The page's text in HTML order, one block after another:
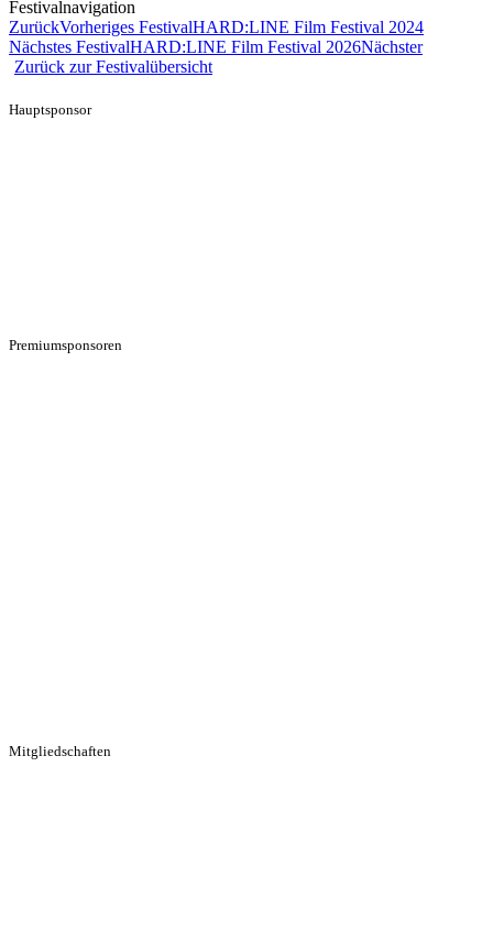
Festivalnavigation
ZurückVorheriges FestivalHARD:LINE Film Festival 2024
Nächstes FestivalHARD:LINE Film Festival 2026Nächster
Zurück zur Festivalübersicht
Hauptsponsor
Premiumsponsoren
Mitgliedschaften